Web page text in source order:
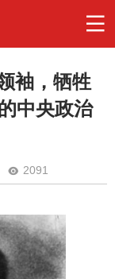
袖，牺牲
中央政治
2091